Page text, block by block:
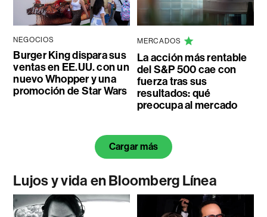
NEGOCIOS
Burger King dispara sus
ventas en EE.UU. con un
nuevo Whopper y una
promoción de Star Wars
MERCADOS
La acción más rentable
del S&P 500 cae con
fuerza tras sus
resultados: qué
preocupa al mercado
Cargar más
Lujos y vida en Bloomberg Línea